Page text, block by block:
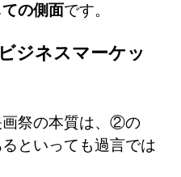
の側面です。
ジネスマーケッ
画祭の本質は、②の
といっても過言では